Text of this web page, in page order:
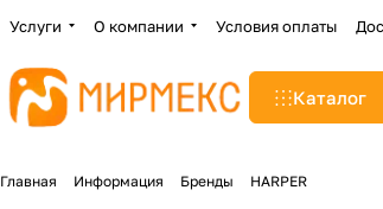
Услуги О компании Условия оплаты
Каталог
Главная Информация Бренды HARPER